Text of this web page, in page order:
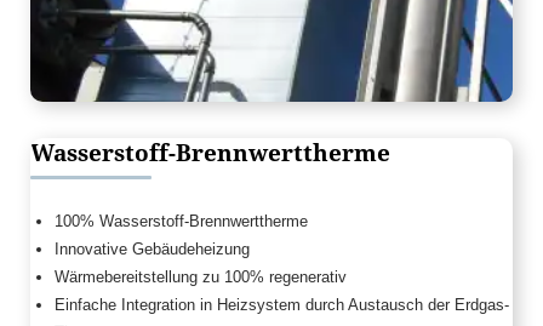
Wasserstoff-Brennwerttherme
100% Wasserstoff-Brennwerttherme
Innovative Gebäudeheizung
Wärmebereitstellung zu 100% regenerativ
Einfache Integration in Heizsystem durch Austausch der Erdgas-